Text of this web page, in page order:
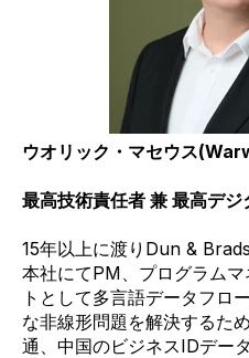
ウオリック・マセウス
最高技術責任者 兼 最高デジ
15年以上に渡り Dun &
本社にてPM、プログラム
トとして多言語データフロ
な非線形問題を解決するた
通、中国のビジネスIDデー